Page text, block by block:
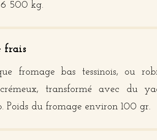
500 kg.
frais
fromage bas tessinois, ou
transformé avec du
Poids du fromage environ 100 gr.